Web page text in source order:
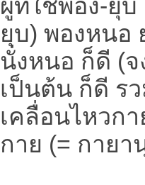
ผู้ที่ใช้พอง-ยุบ
ยุบ) พองหนอ
นั่งหนอ ก็ดี (จ
เป็นต้น ก็ดี ร
เคลื่อนไหวก
กาย (= กาย